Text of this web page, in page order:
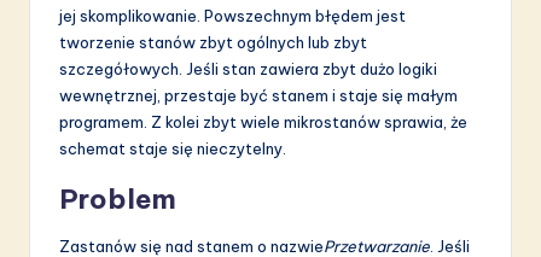
jej skomplikowanie. Powszechnym błędem jest
tworzenie stanów zbyt ogólnych lub zbyt
szczegółowych. Jeśli stan zawiera zbyt dużo logiki
wewnętrznej, przestaje być stanem i staje się małym
programem. Z kolei zbyt wiele mikrostanów sprawia, że
schemat staje się nieczytelny.
Problem
Zastanów się nad stanem o nazwiePrzetwarzanie . Jeśli